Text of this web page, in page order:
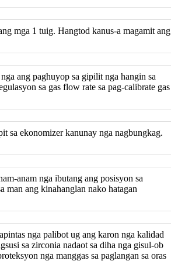
mga 1 tuig. Hangtod kanus-a magamit ang
ang paghuyop sa gipilit nga hangin sa
sa gas flow rate sa pag-calibrate gas
sa ekonomizer kanunay nga nagbungkag.
anam nga ibutang ang posisyon sa
man ang kinahanglan nako hatagan
nga palibot ug ang karon nga kalidad
sa zirconia nadaot sa diha nga gisul-ob
nga manggas sa paglangan sa oras